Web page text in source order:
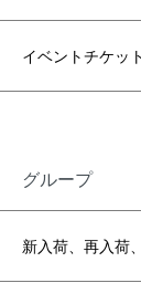
イベントチケット
グループ
新入荷、再入荷